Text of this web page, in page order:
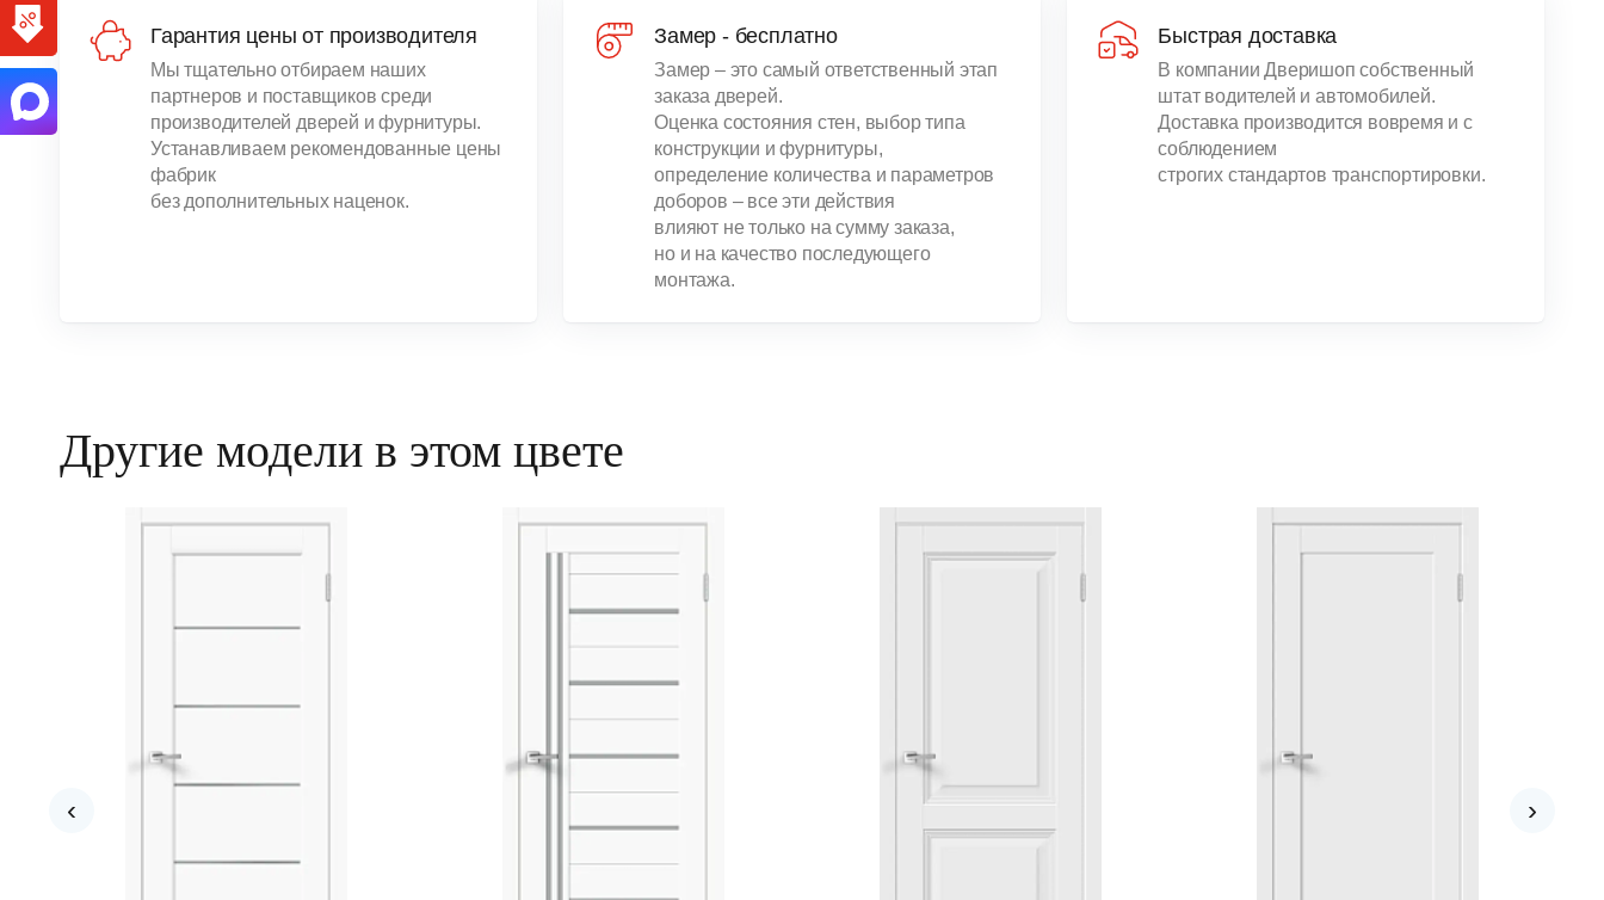
Гарантия цены от производителя
Мы тщательно отбираем наших
партнеров и поставщиков среди
производителей дверей и фурнитуры.
Устанавливаем рекомендованные цены
фабрик
без дополнительных наценок.
Замер - бесплатно
Замер – это самый ответственный этап
заказа дверей.
Оценка состояния стен, выбор типа
конструкции и фурнитуры,
определение количества и параметров
доборов – все эти действия
влияют не только на сумму заказа,
но и на качество последующего
монтажа.
Быстрая доставка
В компании Дверишоп собственный
штат водителей и автомобилей.
Доставка производится вовремя и с
соблюдением
строгих стандартов транспортировки.
Другие модели в этом цвете
‹ ›